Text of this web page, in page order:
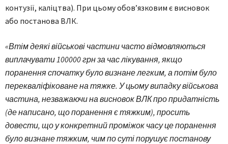
контузії, каліцтва). При цьому обов’язковим є висновок
або постанова ВЛК.
«Втім деякі військові частини часто відмовляються
виплачувати 100000 грн за час лікування, якщо
поранення спочатку було визнане легким, а потім було
перекваліфіковане на тяжке. У цьому випадку військова
частина, незважаючи на висновок ВЛК про придатність
(де написано, що поранення є тяжким), просить
довести, що у конкретний проміжок часу це поранення
було визнане тяжким, чим по суті порушує постанову